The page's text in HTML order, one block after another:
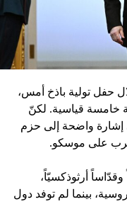
حفل تولية باذخ أمس،
خامسة قياسية. لكنّ
إشارة واضحة إلى حزم
على موسكو.
أرثوذكسيّاً،
بينما لم توفد دول